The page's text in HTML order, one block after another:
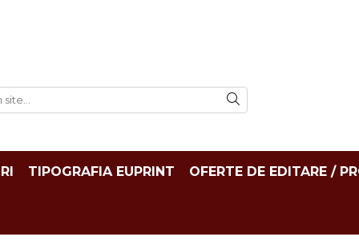
TIPOGRAFIA EUPRINT OFERTE DE EDITARE /